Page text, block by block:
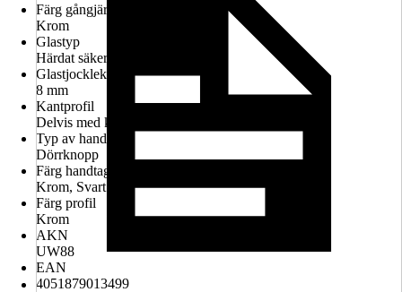
Färg gångjärn
Krom
Glastyp
Härdat säkerhetsglas
Glastjocklek
8 mm
Kantprofil
Delvis med kantprofil
Typ av handtag
Dörrknopp
Färg handtag
Krom, Svart
Färg profil
Krom
AKN
UW88
EAN
4051879013499